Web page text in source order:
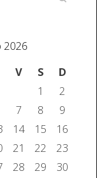
2026
V S
D
1
2
7 8
9
14 15
16
21 22
23
28 29
30